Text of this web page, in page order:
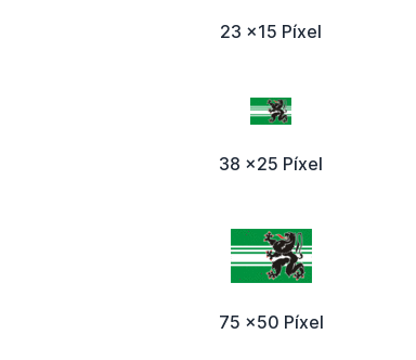
23 x15 Píxel
38 x25 Píxel
75 x50 Píxel